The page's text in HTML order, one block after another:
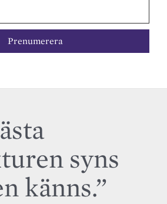
syns
känns.”